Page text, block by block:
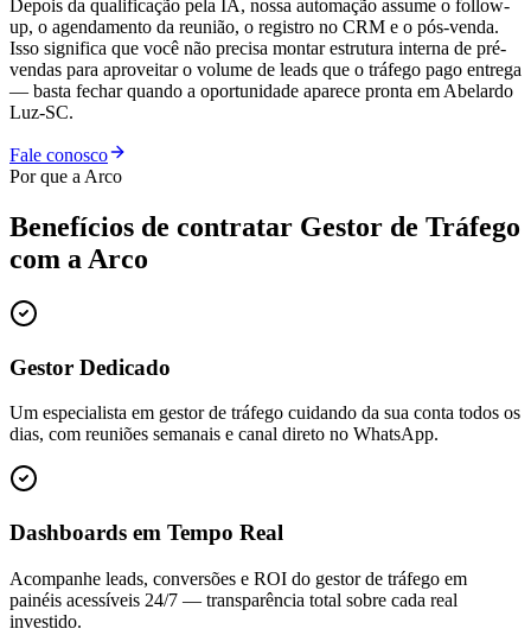
Depois da qualificação pela IA, nossa automação assume o follow-
up, o agendamento da reunião, o registro no CRM e o pós-venda.
Isso significa que você não precisa montar estrutura interna de pré-
vendas para aproveitar o volume de leads que o tráfego pago entrega
— basta fechar quando a oportunidade aparece pronta em Abelardo
Luz-SC.
Fale conosco
Por que a Arco
Benefícios de contratar Gestor de Tráfego
com a Arco
Gestor Dedicado
Um especialista em gestor de tráfego cuidando da sua conta todos os
dias, com reuniões semanais e canal direto no WhatsApp.
Dashboards em Tempo Real
Acompanhe leads, conversões e ROI do gestor de tráfego em
painéis acessíveis 24/7 — transparência total sobre cada real
investido.